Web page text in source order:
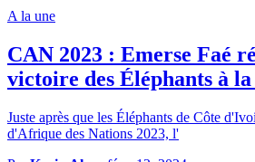
A la une
CAN 2023 : Emerse Faé
victoire des Éléphants à
Juste après que les Éléphants de Côte
d'Afrique des Nations 2023, l'